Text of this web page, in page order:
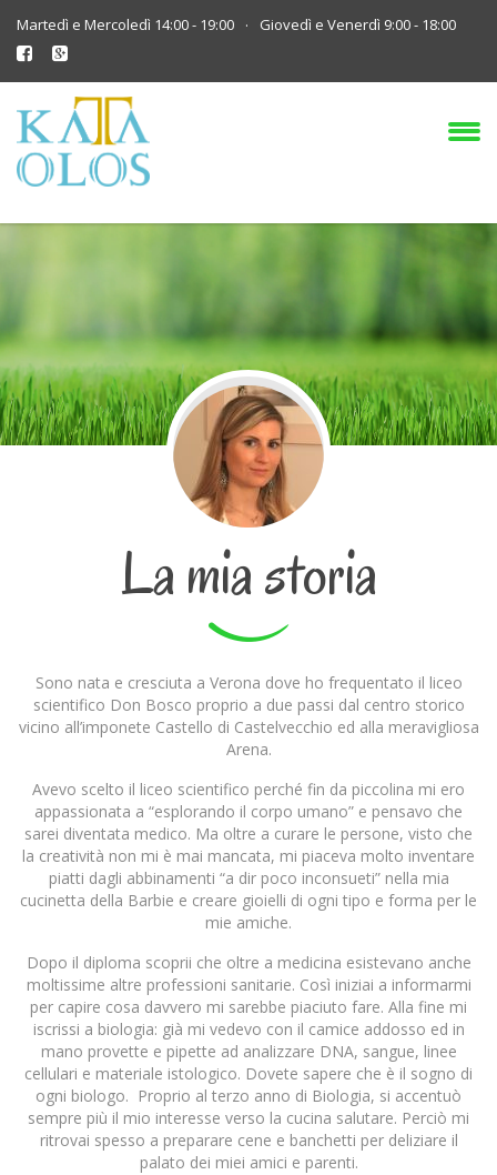
Martedì e Mercoledì 14:00 - 19:00 . Giovedì e Venerdì 9:00 - 18:00
La mia storia
Sono nata e cresciuta a Verona dove ho frequentato il liceo
scientifico Don Bosco proprio a due passi dal centro storico
vicino all’imponete Castello di Castelvecchio ed alla meravigliosa
Arena.
Avevo scelto il liceo scientifico perché fin da piccolina mi ero
appassionata a “esplorando il corpo umano” e pensavo che
sarei diventata medico. Ma oltre a curare le persone, visto che
la creatività non mi è mai mancata, mi piaceva molto inventare
piatti dagli abbinamenti “a dir poco inconsueti” nella mia
cucinetta della Barbie e creare gioielli di ogni tipo e forma per le
mie amiche.
Dopo il diploma scoprii che oltre a medicina esistevano anche
moltissime altre professioni sanitarie. Così iniziai a informarmi
per capire cosa davvero mi sarebbe piaciuto fare. Alla fine mi
iscrissi a biologia: già mi vedevo con il camice addosso ed in
mano provette e pipette ad analizzare DNA, sangue, linee
cellulari e materiale istologico. Dovete sapere che è il sogno di
ogni biologo. Proprio al terzo anno di Biologia, si accentuò
sempre più il mio interesse verso la cucina salutare. Perciò mi
ritrovai spesso a preparare cene e banchetti per deliziare il
palato dei miei amici e parenti.